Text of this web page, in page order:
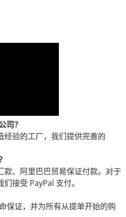
司？
经验的工厂，我们提供完善的
款、阿里巴巴贸易保证付款。对于
接受 PayPal 支付。
保证，并为所有从提单开始的购